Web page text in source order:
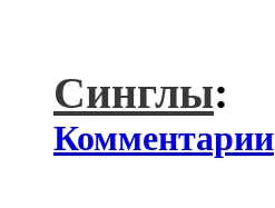
Синглы:
Комментарии